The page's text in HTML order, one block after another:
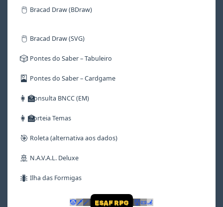
🖱️ Bracad Draw (BDraw)
🖱️ Bracad Draw (SVG)
🎲 Pontes do Saber – Tabuleiro
🎴 Pontes do Saber – Cardgame
👩‍🏫Consulta BNCC (EM)
👩‍🏫Sorteia Temas
🎯 Roleta (alternativa aos dados)
🚢 N.A.V.A.L. Deluxe
🐜 Ilha das Formigas
🤡 🗡🪄 ESAF RPG 👹📜🦼